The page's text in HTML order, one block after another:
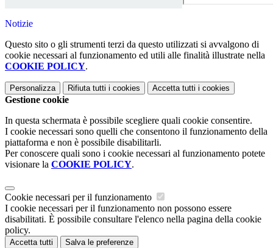
Notizie
Questo sito o gli strumenti terzi da questo utilizzati si avvalgono di
cookie necessari al funzionamento ed utili alle finalità illustrate nella
COOKIE POLICY.
Personalizza Rifiuta tutti i cookies Accetta tutti i cookies
Gestione cookie
In questa schermata è possibile scegliere quali cookie consentire.
I cookie necessari sono quelli che consentono il funzionamento della
piattaforma e non è possibile disabilitarli.
Per conoscere quali sono i cookie necessari al funzionamento potete
visionare la COOKIE POLICY.
Cookie necessari per il funzionamento
I cookie necessari per il funzionamento non possono essere
disabilitati. È possibile consultare l'elenco nella pagina della cookie
policy.
Accetta tutti Salva le preferenze